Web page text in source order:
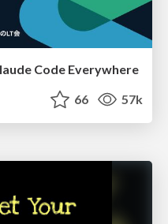
Code Everywhere
66 57k